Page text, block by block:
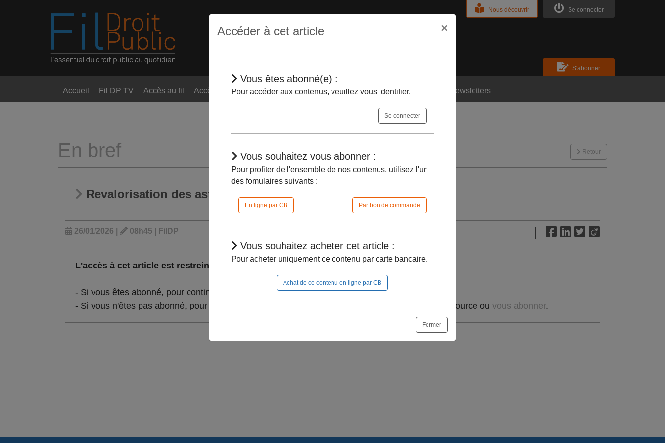
Se connecter
Nous découvrir
S'abonner
Accueil Fil DP TV Accès au fil Accès thématique Dépêches Jurisprudences En bref Newsletters
En bref Retour
Revalorisation des astreintes des internes
26/01/2026 | 08h45 | FilDP |
L'accès à cet article est restreint :
- Si vous êtes abonné, pour continuer à naviguer dans le site, vous devezvous connecter
- Si vous n'êtes pas abonné, pour lire la suite, vous pouvez
et son document source ou vous abonner.
Accéder à cet article ×
Vous êtes abonné(e) :
Pour accéder aux contenus, veuillez vous identifier.
Se connecter
Vous souhaitez vous abonner :
Pour profiter de l'ensemble de nos contenus, utilisez l'un
des fomulaires suivants :
En ligne par CB Par bon de commande
Vous souhaitez acheter cet article :
Pour acheter uniquement ce contenu par carte bancaire.
Achat de ce contenu en ligne par CB
Fermer